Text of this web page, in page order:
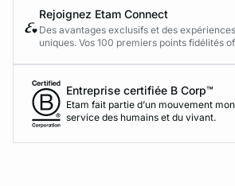
Rejoignez Etam Connect
Des avantages exclusifs et des expériences
uniques. Vos 100 premiers points fidélités
Entreprise certifiée B Corp™
Etam fait partie d’un mouvement
service des humains et du vivant.